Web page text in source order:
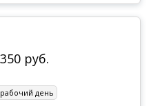
руб.
день